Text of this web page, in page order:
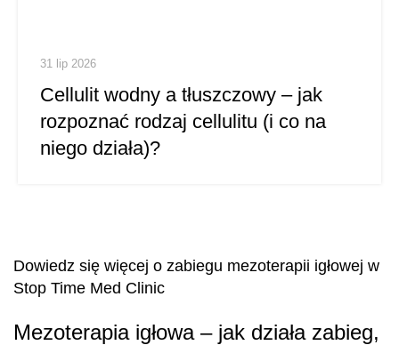
31 lip 2026
Cellulit wodny a tłuszczowy – jak
rozpoznać rodzaj cellulitu (i co na
niego działa)?
Dowiedz się więcej o zabiegu mezoterapii igłowej w
Stop Time Med Clinic
Mezoterapia igłowa – jak działa zabieg,